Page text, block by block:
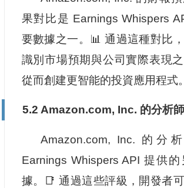
果對比是 Earnings Whispers
要數據之一。📊 通過這種對比
識別市場預期與公司實際表現之
從而創建更智能的投資應用程式。
5.2 Amazon.com, Inc. 的分析
Amazon.com, Inc. 的分
Earnings Whispers API 提供
據。📑 通過這些評級，開發者